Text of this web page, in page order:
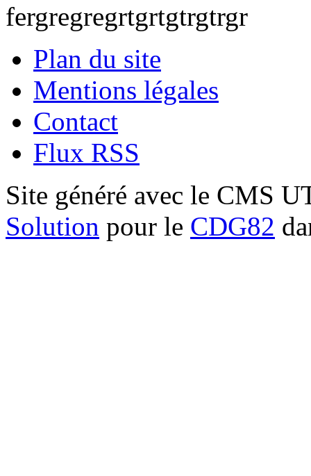
fergregregrtgrtgtrgtrgr
Plan du site
Mentions légales
Contact
Flux RSS
Site généré avec le CMS
Solution pour le CDG82